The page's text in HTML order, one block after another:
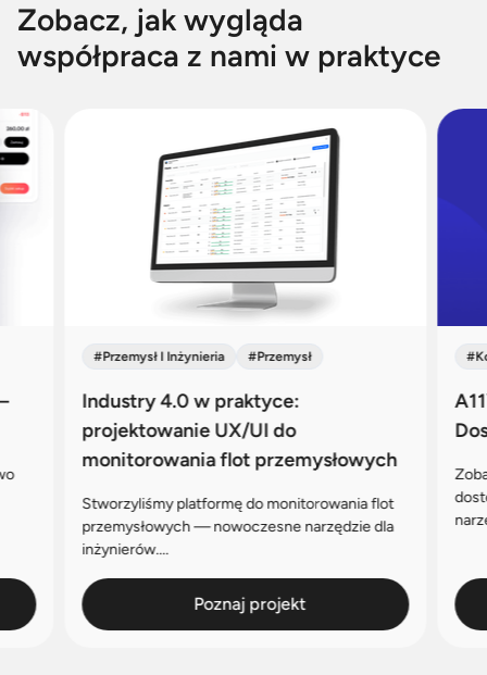
Zobacz, jak wygląda
współpraca z nami w praktyce
#Przemysł I Inżynieria #Przemysł
Industry 4.0 w praktyce:
projektowanie UX/UI do
monitorowania flot przemysłowych
Stworzyliśmy platformę do monitorowania flot
przemysłowych — nowoczesne narzędzie dla
inżynierów....
Poznaj projekt
#